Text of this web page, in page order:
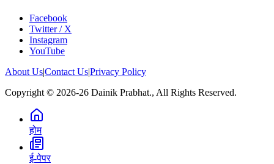
Facebook
Twitter / X
Instagram
YouTube
About Us|Contact Us|Privacy Policy
Copyright © 2026-26 Dainik Prabhat., All Rights Reserved.
होम
ई-पेपर